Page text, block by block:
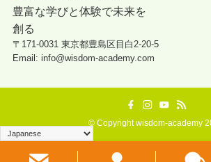
〒171-0031 東京都豊島区目白2-20-5
Email: info@wisdom-academy.com
©Copyright wisdom-academy